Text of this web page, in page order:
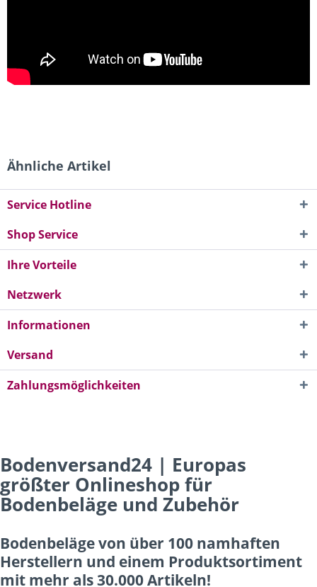
Ähnliche Artikel
Service Hotline
Shop Service
Ihre Vorteile
Netzwerk
Informationen
Versand
Zahlungsmöglichkeiten
Bodenversand24 | Europas
größter Onlineshop für
Bodenbeläge und Zubehör
Bodenbeläge von über 100 namhaften
Herstellern und einem Produktsortiment
mit mehr als 30.000 Artikeln!